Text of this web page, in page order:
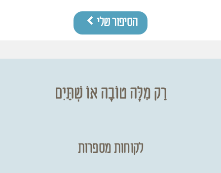
הסיפור שלי
רַק מִלָּה טוֹבָה אוֹ שְׁתַּיִם
לקוחות מספרות